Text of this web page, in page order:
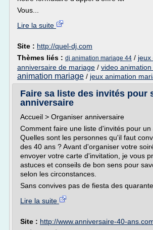
Vous...
Lire la suite
Site : http://quel-dj.com
Thèmes liés : dj animation mariage 44 / jeux
anniversaire de mariage / video
animation mariage / jeux animation
Faire sa liste des invités pour
anniversaire
Accueil > Organiser anniversaire
Comment faire une liste d'invités pour
Quelles sont les personnes qu'il faut
des 40 ans ? Avant d'organiser votre
envoyer votre carte d'invitation, je vous
astuces et conseils de bon sens pour
selon les circonstances.
Sans convives pas de fiesta des quarante
Lire la suite
Site : http://www.anniversaire-40-